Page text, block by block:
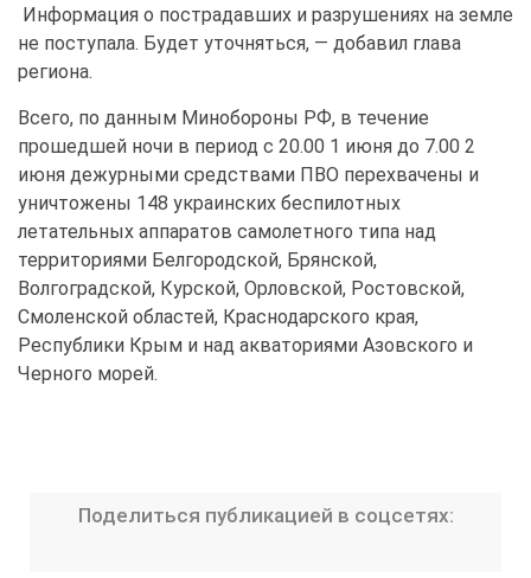
Информация о пострадавших и разрушениях на земле
не поступала. Будет уточняться, — добавил глава
региона.
Всего, по данным Минобороны РФ, в течение
прошедшей ночи в период с 20.00 1 июня до 7.00 2
июня дежурными средствами ПВО перехвачены и
уничтожены 148 украинских беспилотных
летательных аппаратов самолетного типа над
территориями Белгородской, Брянской,
Волгоградской, Курской, Орловской, Ростовской,
Смоленской областей, Краснодарского края,
Республики Крым и над акваториями Азовского и
Черного морей.
Поделиться публикацией в соцсетях: